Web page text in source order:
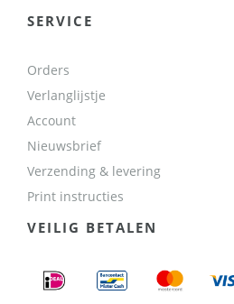
SERVICE
Orders
Verlanglijstje
Account
Nieuwsbrief
Verzending & levering
Print instructies
VEILIG BETALEN